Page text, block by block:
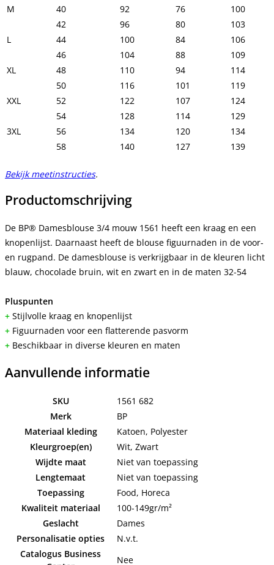
M
40 92 76
100
42
96 80
103
L
44 100 84
106
46
104 88
109
XL
48 110 94
114
50
116 101
119
XXL
52 122 107
124
54
128 114
129
3XL
56 134 120
134
58
140 127 139
Bekijk meetinstructies.
Productomschrijving
De BP® Damesblouse 3/4 mouw 1561 heeft een kraag en een
knopenlijst. Daarnaast heeft de blouse figuurnaden in de voor-
en rugpand. De damesblouse is verkrijgbaar in de kleuren licht
blauw, chocolade bruin, wit en zwart en in de maten 32-54
Pluspunten
+ Stijlvolle kraag en knopenlijst
+ Figuurnaden voor een flatterende pasvorm
+ Beschikbaar in diverse kleuren en maten
Aanvullende informatie
SKU
1561 682
Merk
BP
Materiaal kleding
Katoen, Polyester
Kleurgroep(en)
Wit, Zwart
Wijdte maat
Niet van toepassing
Lengtemaat
Niet van toepassing
Toepassing
Food, Horeca
Kwaliteit materiaal
100-149gr/m²
Geslacht
Dames
Personalisatie opties
N.v.t.
Catalogus Business
Nee